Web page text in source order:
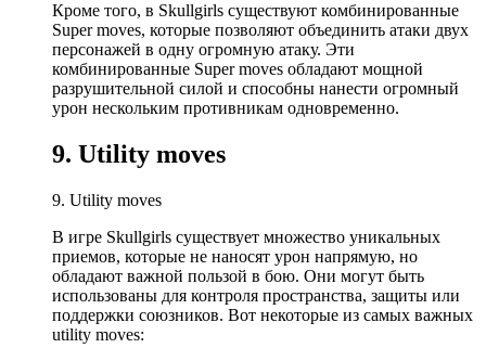
Кроме того, в Skullgirls существуют комбинированные
Super moves, которые позволяют объединить атаки двух
персонажей в одну огромную атаку. Эти
комбинированные Super moves обладают мощной
разрушительной силой и способны нанести огромный
урон нескольким противникам одновременно.
9. Utility moves
9. Utility moves
В игре Skullgirls существует множество уникальных
приемов, которые не наносят урон напрямую, но
обладают важной пользой в бою. Они могут быть
использованы для контроля пространства, защиты или
поддержки союзников. Вот некоторые из самых важных
utility moves: